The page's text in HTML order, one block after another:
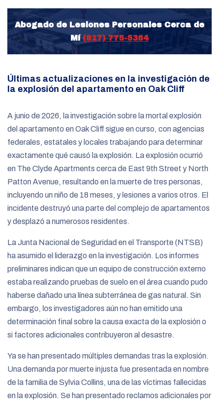
Abogado de Lesiones Personales Cerca de
Mí(817) 775-5364
Últimas actualizaciones en la investigación de
la explosión del apartamento en Oak Cliff
A junio de 2026, la investigación sobre la mortal explosión
del apartamento en Oak Cliff sigue en curso, con agencias
federales, estatales y locales trabajando para determinar
exactamente qué causó la explosión. La explosión ocurrió
en The Clyde Apartments cerca de East 9th Street y North
Patton Avenue, resultando en la muerte de tres personas,
incluyendo un niño de 18 meses, y lesiones a varios otros. El
incidente destruyó una parte del complejo de apartamentos
y desplazó a numerosos residentes.
La Junta Nacional de Seguridad en el Transporte (NTSB)
ha asumido el liderazgo en la investigación. Los informes
preliminares indican que un equipo de construcción externo
estaba realizando pruebas de suelo en el área cuando pudo
haberse dañado una línea subterránea de gas natural. Sin
embargo, los investigadores aún no han emitido una
determinación final sobre la causa exacta de la explosión o
si factores adicionales contribuyeron al desastre.
Ya se han presentado múltiples demandas tras la explosión.
Una demanda por muerte injusta fue presentada en nombre
de la familia de Sylvia Collins, una de las víctimas fallecidas
en la explosión. Se han presentado reclamos adicionales por